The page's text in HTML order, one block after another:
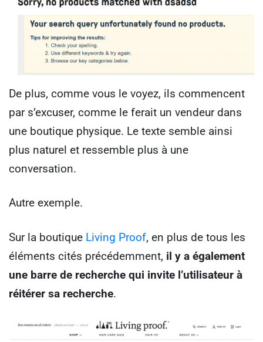
De plus, comme vous le voyez, ils commencent
par s’excuser, comme le ferait un vendeur dans
une boutique physique. Le texte semble ainsi
plus naturel et ressemble plus à une
conversation.
Autre exemple.
Sur la boutique Living Proof, en plus de tous les
éléments cités précédemment, il y a également
une barre de recherche qui invite l’utilisateur à
réitérer sa recherche.